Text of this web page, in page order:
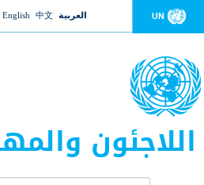
to navigation UN العربية 中文
English
اللاجئون